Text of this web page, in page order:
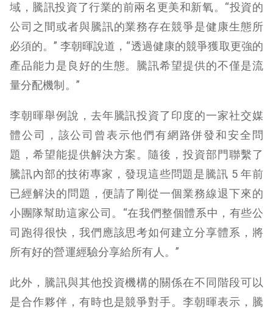
域，騰訊投資了行業的前兩名更美和新氧。“投資的
公司之間或者與騰訊的業務存在競爭是健康生態所
必須的。” 李朝暉說道，“透過健康的競爭獲取更強的
產品能力是良好的生態。騰訊希望提供的不僅是流
量分配機制。”
李朝暉舉例說，去年騰訊投資了印度的一家社交媒
體公司，該公司曾表示他們有網路併發和安全問
題，希望能提供解決方案。隨後，投資部門聯繫了
騰訊內部的技術專家，發現這些問題是騰訊 5 年前
已經解決的問題，便請了剛從一個業務線退下來的
小團隊幫助這家公司。“在我們整個體系中，有些公
司跑得很快，我們應該思考如何建立分享體系，將
所有好的營運經驗分享給所有人。”
此外，騰訊與其他投資機構的關係在不同階段可以
是合作夥伴，有時也是競爭對手。李朝暉表示，騰